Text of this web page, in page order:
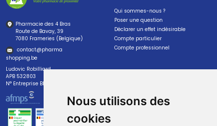
Nous utilisons des
cookies
Pharmacie des 4 Bras
Route de Bavay, 39
7080 Frameries (Belgique)
contact@pharma
shopping.be
Ludovic Robilliard
APB 532803
N° Entreprise BE0447.382.113
Qui sommes-nous ?
Poser une question
Déclarer un effet indésirable
Compte particulier
Compte professionnel